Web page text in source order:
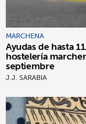
MARCHENA
Ayudas de hasta
hostelería
septiembre
J.J. SARABIA